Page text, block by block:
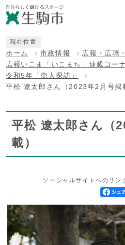
現在位置
ホーム 市政情報
広報・広聴
広報いこま「いこまち」連載コー
令和5年「街人探訪」
平松 遼太郎さん（2023年2月号掲
平松 遼太郎さん（
載）
ソーシャルサイトへのリン